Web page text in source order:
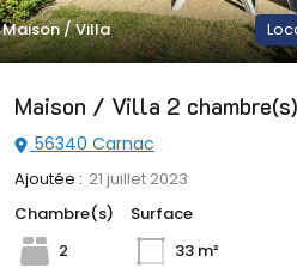
Maison / Villa
Maison / Villa 2
56340 Carnac
Ajoutée : 21 juillet 2023
Chambre(s)
2
Surface
33 m²